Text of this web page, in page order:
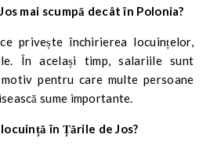
mai scumpă decât în Polonia?
privește închirierea locuințelor,
În același timp, salariile sunt
pentru care multe persoane
sume importante.
în Țările de Jos?